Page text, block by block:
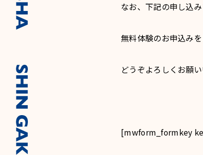
なお、下記の申し込
無料体験のお申込みを
どうぞよろしくお願い
[mwform_formkey